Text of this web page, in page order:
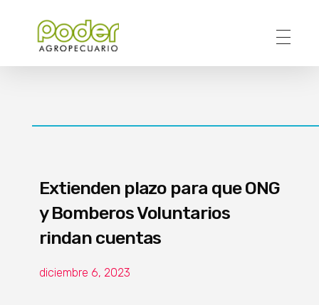
Extienden plazo para que ONG
y Bomberos Voluntarios
rindan cuentas
diciembre 6, 2023